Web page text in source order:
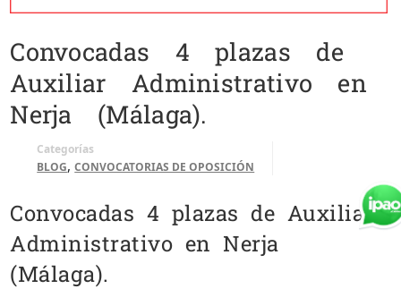
Convocadas 4 plazas de
Auxiliar Administrativo en
Nerja (Málaga).
Categorías
BLOG,CONVOCATORIAS DE OPOSICIÓN
Convocadas 4 plazas de Auxiliar
Administrativo en Nerja
(Málaga).